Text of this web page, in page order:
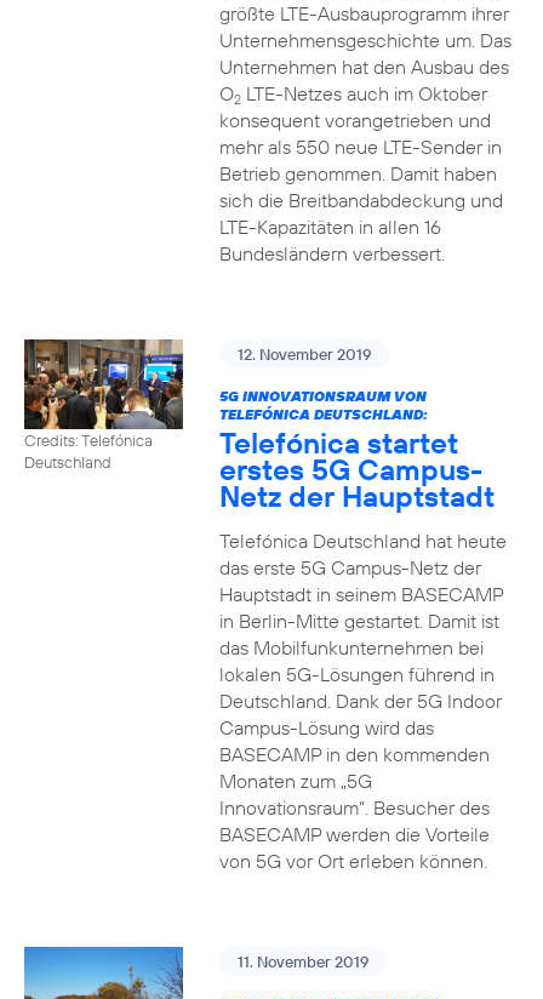
größte LTE-Ausbauprogramm ihrer
Unternehmensgeschichte um. Das
Unternehmen hat den Ausbau des
O2LTE-Netzes auch im Oktober
konsequent vorangetrieben und
mehr als 550 neue LTE-Sender in
Betrieb genommen. Damit haben
sich die Breitbandabdeckung und
LTE-Kapazitäten in allen 16
Bundesländern verbessert.
Credits: Telefónica
Deutschland
12. November 2019
5G INNOVATIONSRAUM VON
TELEFÓNICA DEUTSCHLAND:
Telefónica startet
erstes 5G Campus-
Netz der Hauptstadt
Telefónica Deutschland hat heute
das erste 5G Campus-Netz der
Hauptstadt in seinem BASECAMP
in Berlin-Mitte gestartet. Damit ist
das Mobilfunkunternehmen bei
lokalen 5G-Lösungen führend in
Deutschland. Dank der 5G Indoor
Campus-Lösung wird das
BASECAMP in den kommenden
Monaten zum „5G
Innovationsraum“. Besucher des
BASECAMP werden die Vorteile
von 5G vor Ort erleben können.
11. November 2019